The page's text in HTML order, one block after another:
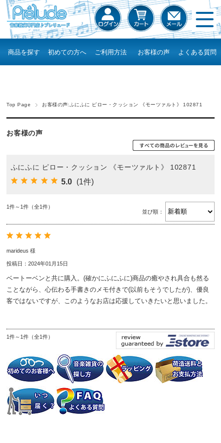
商品を探す 初めての方へ ご利用方法 お客様の声 よくある質問
Top Page お客様の声:ふにふに ピロー・クッション 《モーツァルト》 102871
お客様の声
ふにふに ピロー・クッション 《モーツァルト》 102871
5.0 (1件)
1件～1件（全1件）
並び順：
marideus 様
投稿日：2024年01月15日
ベートーベンと共に購入。(確かにふにふに)商品の癒やされ具合も然る
ことながら、心伝わる手書きのメモ付きで(以前もそうでしたが)、優良
客ではないですが、このようなお店は応援していきたいと思いました。
1件～1件（全1件）